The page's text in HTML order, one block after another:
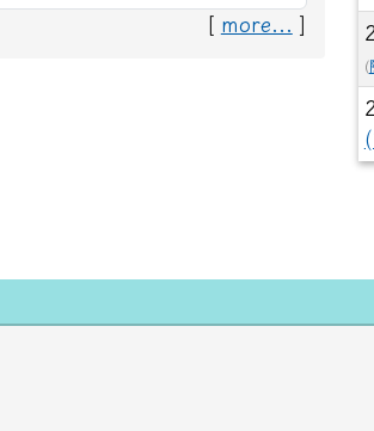
[ more...
(